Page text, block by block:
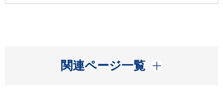
関連ページ一覧
開く